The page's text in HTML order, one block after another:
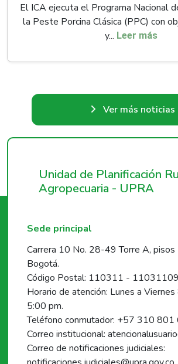
El ICA ejecuta el Programa Nacional
la Peste Porcina Clásica (PPC) con
y... Leer más
Ver más noticias
Unidad de Planificación
Agropecuaria - UPRA
Sede principal
Carrera 10 No. 28-49 Torre A,
Bogotá.
Código Postal: 110311 -
Horario de atención: Lunes a
5:00 pm.
Teléfono conmutador: +57 310
Correo institucional:
Correo de notificaciones judiciales: